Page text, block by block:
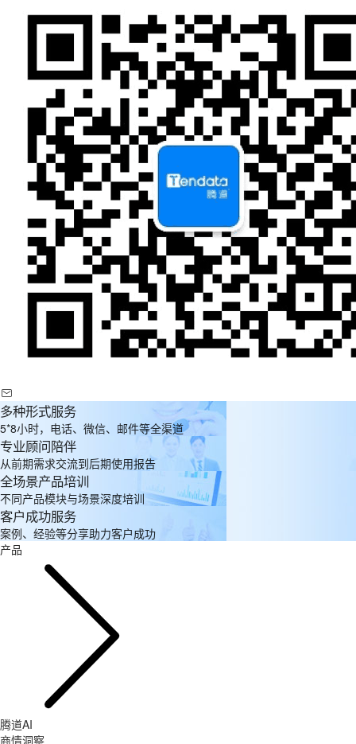
多种形式服务
5*8小时，电话、微信、邮件等全渠道
专业顾问陪伴
从前期需求交流到后期使用报告
全场景产品培训
不同产品模块与场景深度培训
客户成功服务
案例、经验等分享助力客户成功
产品
腾道AI
商情洞察